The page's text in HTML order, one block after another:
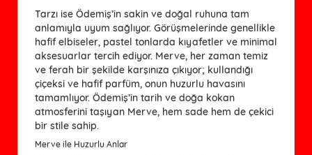
Tarzı ise Ödemiş’in sakin ve doğal ruhuna tam
anlamıyla uyum sağlıyor. Görüşmelerinde genellikle
hafif elbiseler, pastel tonlarda kıyafetler ve minimal
aksesuarlar tercih ediyor. Merve, her zaman temiz
ve ferah bir şekilde karşınıza çıkıyor; kullandığı
çiçeksi ve hafif parfüm, onun huzurlu havasını
tamamlıyor. Ödemiş’in tarih ve doğa kokan
atmosferini taşıyan Merve, hem sade hem de çekici
bir stile sahip.
Merve ile Huzurlu Anlar